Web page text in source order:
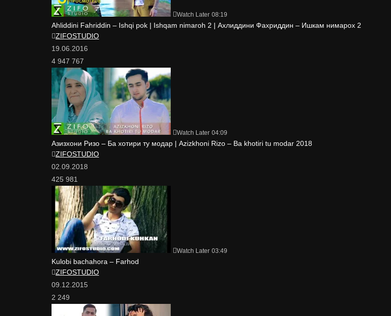
Watch Later 08:19
Ahliddini Fahriddin – Ishqi pok | Ishqam nimaroh 2 | Ахлиддини Фахриддин – Ишкам нимарох 2
ZIFOSTUDIO
19.06.2016
4 947 767
Watch Later 04:09
Азизхони Ризо – Ба хотири ту модар | Azizkhoni Rizo – Ba khotiri tu modar 2018
ZIFOSTUDIO
02.09.2018
425 981
Watch Later 03:49
Kulobi bachahora – Farhod
ZIFOSTUDIO
09.12.2015
2 249